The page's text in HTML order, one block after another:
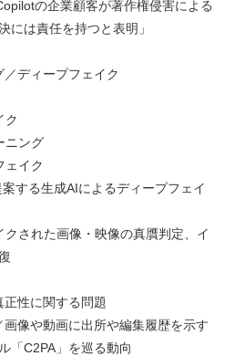
の企業顧客が著作権侵害による
には責任を持つと表明」
ディープフェイク
ング
イク
る生成AIによるディープフェイ
れた画像・映像の真贋判定、イ
性に関する問題
や動画に出所や編集履歴を示す
「C2PA」を巡る動向